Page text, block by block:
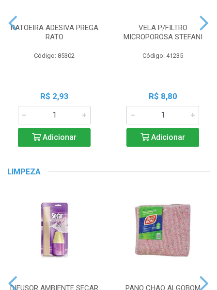
RATOEIRA ADESIVA PREGA
RATO
Código: 85302
R$ 2,93
Adicionar
VELA P/FILTRO
MICROPOROSA STEFANI
Código: 41235
R$ 8,80
Adicionar
LIMPEZA
DIFUSOR AMBIENTE SECAR PANO CHAO ALGOBOM